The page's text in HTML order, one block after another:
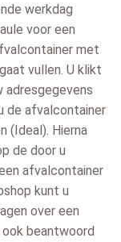
werkdag
voor een
met
vullen. U klikt
adresgegevens
de afvalcontainer
(Ideal). Hierna
de door u
afvalcontainer
kunt u
over een
beantwoord